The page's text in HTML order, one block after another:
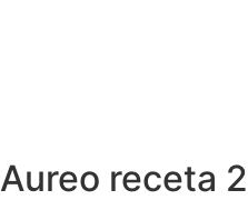
Aureo receta